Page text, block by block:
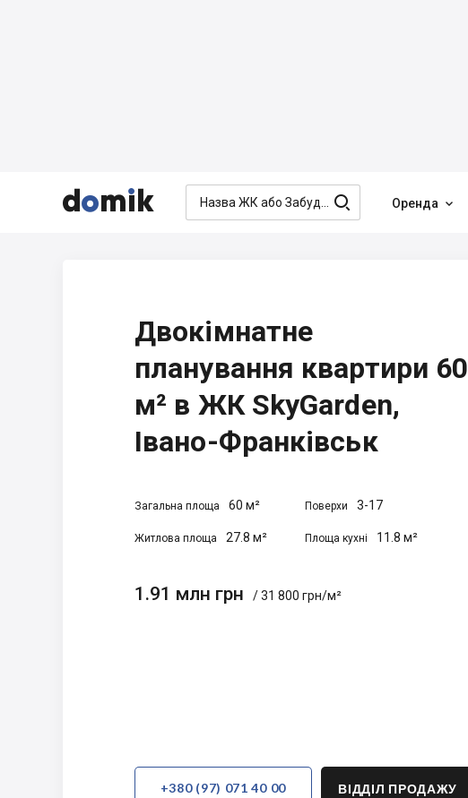


  Оренда 
Двокімнатне
планування квартири 60
м² в ЖК SkyGarden,
Івано-Франківськ
Загальна площа 60 м² Поверхи 3-17
Житлова площа 27.8 м² Площа кухні 11.8 м²
1.91 млн грн / 31 800 грн/м²
+380 (97) 071 40 00 ВІДДІЛ ПРОДАЖУ